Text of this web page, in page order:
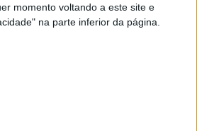
momento voltando a este site e
na parte inferior da página.
da areia